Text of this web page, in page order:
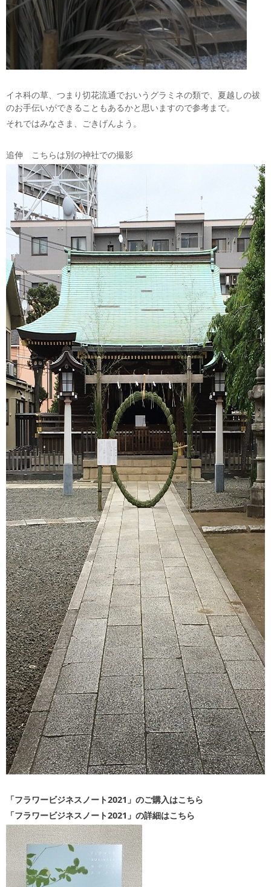
イネ科の草、つまり切花流通でおいうグラミネの類で、夏越しの祓
のお手伝いができることもあるかと思いますので参考まで。
それではみなさま、ごきげんよう。
追伸 こちらは別の神社での撮影
「フラワービジネスノート2021」のご購入はこちら
「フラワービジネスノート2021」の詳細はこちら